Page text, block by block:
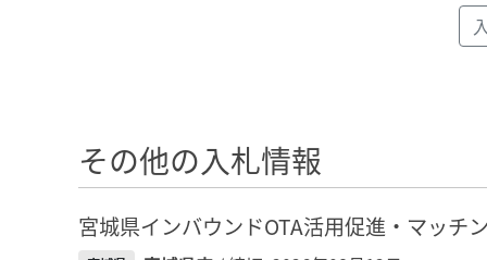
その他の入札情報
宮城県インバウンドOTA活用促進・マッチ